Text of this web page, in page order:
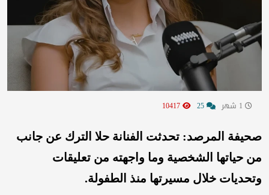
صحيفة المرصد: تحدثت الفنانة حلا الترك عن جانب
من حياتها الشخصية وما واجهته من تعليقات
وتحديات خلال مسيرتها منذ الطفولة.